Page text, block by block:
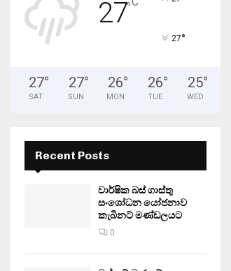
27°
27°
27°
SAT
27°
SUN
26°
MON
26°
TUE
25°
WED
Recent Posts
වාර්ෂික බස් ගාස්තු
සංශෝධන යෝජනාව
කැබිනට් මණ්ඩලයට
0